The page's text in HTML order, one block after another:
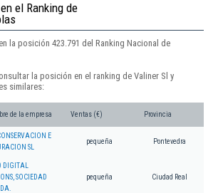
en el Ranking de
la posición 423.791 del Ranking Nacional de
la posición en el ranking de Valiner Sl y
similares:
de la empresa Ventas (€) Provincia
E
SL
pequeña Pontevedra
DIGITAL
SOCIEDAD
pequeña Ciudad Real